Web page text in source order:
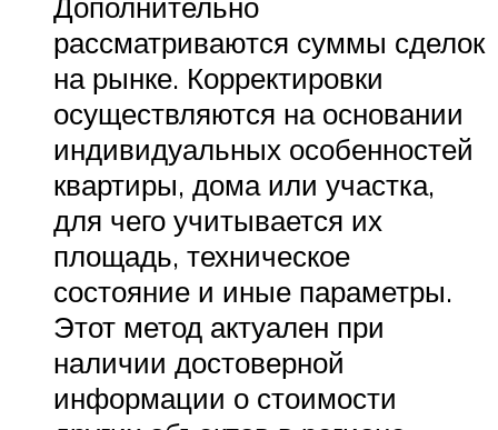
рассматриваются суммы сделок
на рынке. Корректировки
осуществляются на основании
индивидуальных особенностей
квартиры, дома или участка,
для чего учитывается их
площадь, техническое
состояние и иные параметры.
Этот метод актуален при
наличии достоверной
информации о стоимости